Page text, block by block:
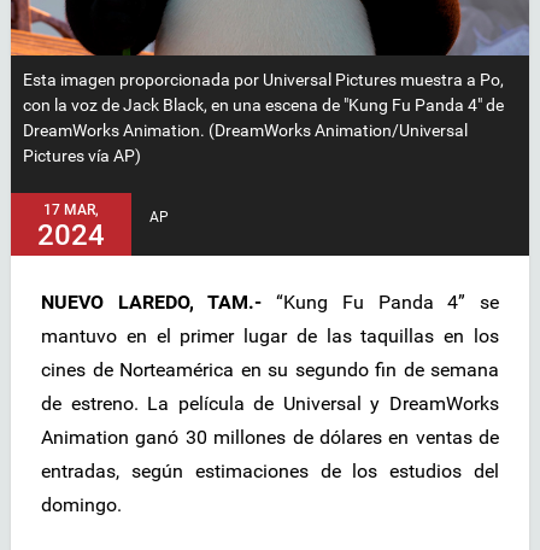
Esta imagen proporcionada por Universal Pictures muestra a Po,
con la voz de Jack Black, en una escena de "Kung Fu Panda 4" de
DreamWorks Animation. (DreamWorks Animation/Universal
Pictures vía AP)
17 MAR,
2024
AP
NUEVO LAREDO, TAM.-“Kung Fu Panda 4” se
mantuvo en el primer lugar de las taquillas en los
cines de Norteamérica en su segundo fin de semana
de estreno. La película de Universal y DreamWorks
Animation ganó 30 millones de dólares en ventas de
entradas, según estimaciones de los estudios del
domingo.